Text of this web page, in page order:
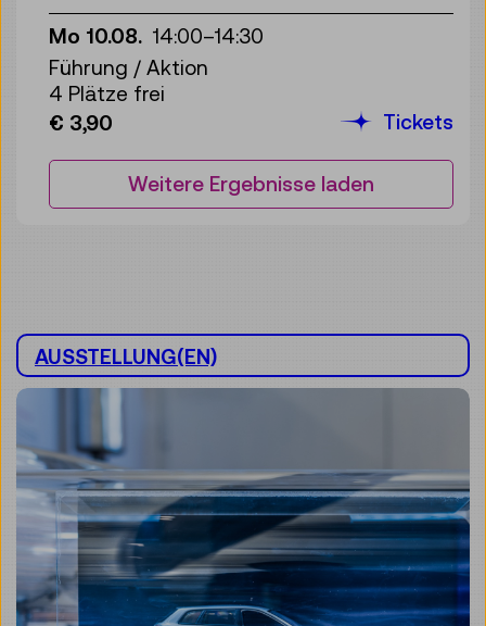
Mo 10.08. 14:00–14:30
Führung / Aktion
4 Plätze frei
€ 3,90
Tickets
Weitere Ergebnisse laden
AUSSTELLUNG(EN)